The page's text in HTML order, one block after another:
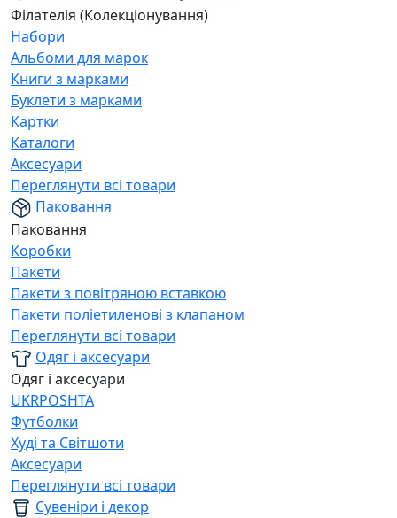
Філателія (Колекціонування)
Набори
Альбоми для марок
Книги з марками
Буклети з марками
Картки
Каталоги
Аксесуари
Переглянути всі товари
Паковання
Паковання
Коробки
Пакети
Пакети з повітряною вставкою
Пакети поліетиленові з клапаном
Переглянути всі товари
Одяг і аксесуари
Одяг і аксесуари
UKRPOSHTA
Футболки
Худі та Світшоти
Аксесуари
Переглянути всі товари
Сувеніри і декор